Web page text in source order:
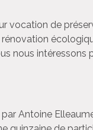
vocation de
nous intéressons
Antoine